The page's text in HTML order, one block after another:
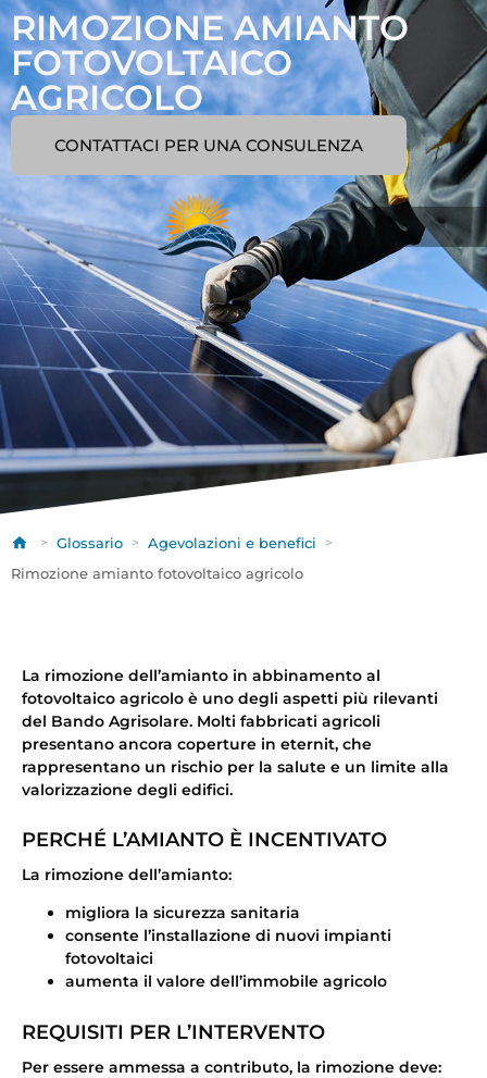
RIMOZIONE AMIANTO
FOTOVOLTAICO
AGRICOLO
CONTATTACI PER UNA CONSULENZA
> Glossario > Agevolazioni e benefici >
Rimozione amianto fotovoltaico agricolo
La rimozione dell’amianto in abbinamento al
fotovoltaico agricolo è uno degli aspetti più rilevanti
del Bando Agrisolare. Molti fabbricati agricoli
presentano ancora coperture in eternit, che
rappresentano un rischio per la salute e un limite alla
valorizzazione degli edifici.
PERCHÉ L’AMIANTO È INCENTIVATO
La rimozione dell’amianto:
migliora la sicurezza sanitaria
consente l’installazione di nuovi impianti
fotovoltaici
aumenta il valore dell’immobile agricolo
REQUISITI PER L’INTERVENTO
Per essere ammessa a contributo, la rimozione deve: